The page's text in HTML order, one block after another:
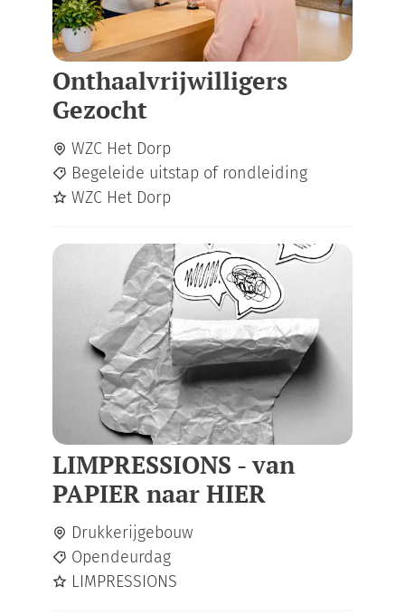
Onthaalvrijwilligers
Gezocht
WZC Het Dorp
Begeleide uitstap of rondleiding
WZC Het Dorp
LIMPRESSIONS - van
PAPIER naar HIER
Drukkerijgebouw
Opendeurdag
LIMPRESSIONS